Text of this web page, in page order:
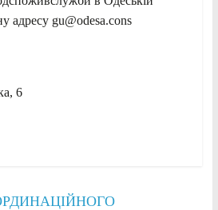
адресу gu@odesa.cons
6